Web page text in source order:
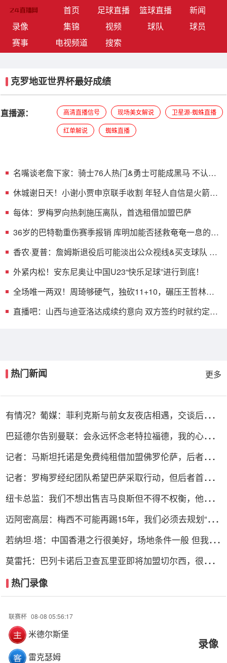
首页(current)足球直播 篮球直播
新闻
录像
集锦 视频 球队
球员
赛事
电视频道 搜索
克罗地亚世界杯最好成绩
直播源： 高清直播信号 现场美女解说 卫星源-蜘蛛直播
红单解说 蜘蛛直播
名嘴谈老詹下家：骑士76人热门&勇士可能成黑马 不认为
休城谢日天！小谢小贾申京联手收割 年轻人自信是火箭最
每体：罗梅罗向热刺施压离队，首选租借加盟巴萨
36岁的巴特勒重伤赛季报销 库明加能否拯救奄奄一息的勇
香农·夏普：詹姆斯退役后可能淡出公众视线&买支球队 像
外紧内松！安东尼奥让中国U23“快乐足球”进行到底！
全场唯一两双！周琦够硬气，独砍11+10，碾压王哲林，
直播吧：山西与迪亚洛达成续约意向 双方签约时就约定继
热门新闻 更多
有情况？葡媒：菲利克斯与前女友夜店相遇，交谈后社媒
巴延德尔告别曼联：会永远怀念老特拉福德，我的心与你
记者：马斯坦托诺是免费纯租借加盟佛罗伦萨，后者承担
记者：罗梅罗经纪团队希望巴萨采取行动，但后者首选引
纽卡总监：我们不想出售吉马良斯但不得不权衡，他明确
迈阿密高层：梅西不可能再踢15年，我们必须去规划“后
若纳坦·塔：中国香港之行很美好，场地条件一般 但我们
莫雷托：巴列卡诺后卫查瓦里亚即将加盟切尔西，很快就
热门录像
联赛杯 08-08 05:56:17
米德尔斯堡
雷克瑟姆
录像